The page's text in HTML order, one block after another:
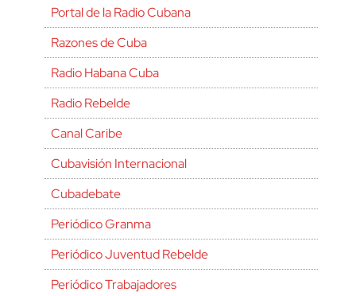
Portal de la Radio Cubana
Razones de Cuba
Radio Habana Cuba
Radio Rebelde
Canal Caribe
Cubavisión Internacional
Cubadebate
Periódico Granma
Periódico Juventud Rebelde
Periódico Trabajadores